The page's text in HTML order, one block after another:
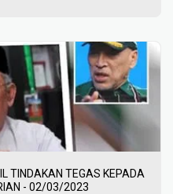
TINDAKAN TEGAS KEPADA
- 02/03/2023